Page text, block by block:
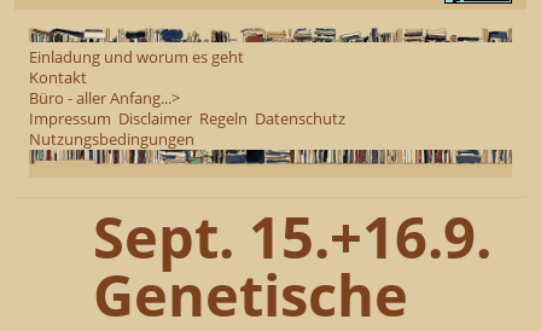
Einladung und worum es geht
Kontakt
Büro - aller Anfang...>
Impressum Disclaimer Regeln Datenschutz
Nutzungsbedingungen
Sept. 15.+16.9.
Genetische